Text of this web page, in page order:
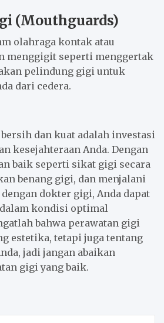
(Mouthguards)
olahraga kontak atau
menggigit seperti menggertak
pelindung gigi untuk
dari cedera.
dan kuat adalah investasi
kesejahteraan Anda. Dengan
baik seperti sikat gigi secara
benang gigi, dan menjalani
dokter gigi, Anda dapat
kondisi optimal
bahwa perawatan gigi
estetika, tetapi juga tentang
jadi jangan abaikan
gigi yang baik.